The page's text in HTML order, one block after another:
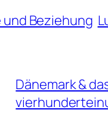
und Beziehung
Dänemark &